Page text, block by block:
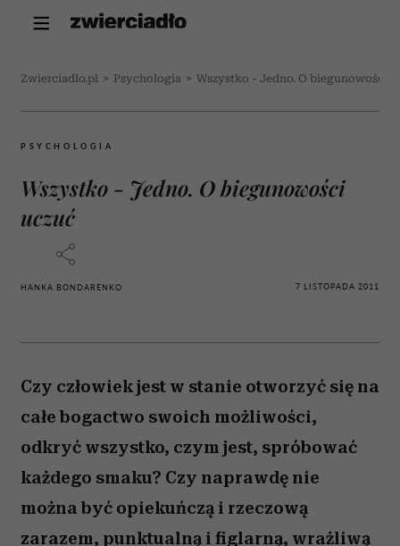
Zwierciadlo.pl > Psychologia > Wszystko - Jedno. O biegunowości
PSYCHOLOGIA
Wszystko - Jedno. O biegunowości
uczuć
HANKA BONDARENKO 7 LISTOPADA 2011
Czy człowiek jest w stanie otworzyć się na
całe bogactwo swoich możliwości,
odkryć wszystko, czym jest, spróbować
każdego smaku? Czy naprawdę nie
można być opiekuńczą i rzeczową
zarazem, punktualną i figlarną, wrażliwą